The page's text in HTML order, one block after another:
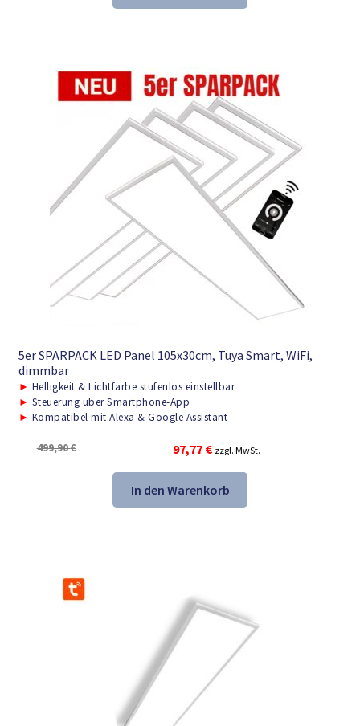
196,94 € 133,98 €.
5er SPARPACK LED Panel 105x30cm, Tuya Smart, WiFi,
dimmbar
► Helligkeit & Lichtfarbe stufenlos einstellbar
► Steuerung über Smartphone-App
► Kompatibel mit Alexa & Google Assistant
499,90€
Ursprünglicher
war:
499,90 €
97,77 €Aktueller
ist:
97,77 €.
zzgl. MwSt.
In den Warenkorb